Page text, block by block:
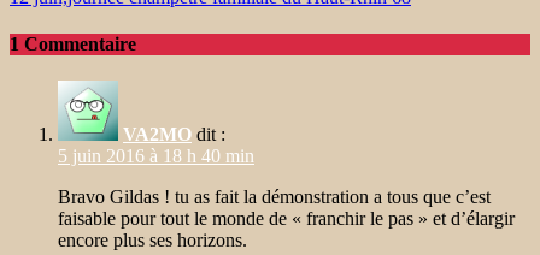
1 Commentaire
VA2MO dit :
5 juin 2016 à 18 h 40 min
Bravo Gildas ! tu as fait la démonstration a tous que c’est
faisable pour tout le monde de « franchir le pas » et d’élargir
encore plus ses horizons.